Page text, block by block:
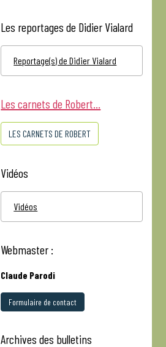
Les reportages de Didier Vialard
Reportage(s) de Didier Vialard
Les carnets de Robert...
LES CARNETS DE ROBERT
Vidéos
Vidéos
Webmaster :
Claude Parodi
Formulaire de contact
Archives des bulletins